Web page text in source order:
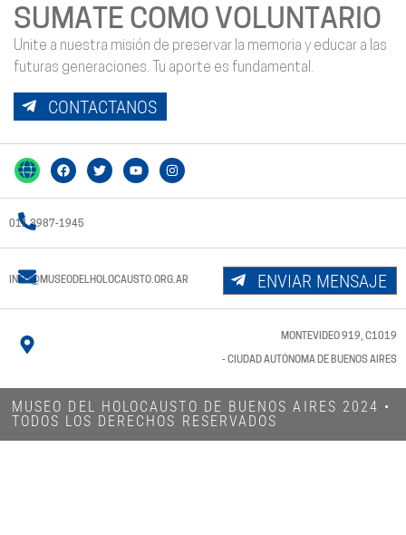
SUMATE COMO VOLUNTARIO
Unite a nuestra misión de preservar la memoria y educar a las
futuras generaciones. Tu aporte es fundamental.
CONTACTANOS
011 3987-1945
INFO@MUSEODELHOLOCAUSTO.ORG.AR ENVIAR MENSAJE
MONTEVIDEO 919, C1019
- CIUDAD AUTÓNOMA DE BUENOS AIRES
MUSEO DEL HOLOCAUSTO DE BUENOS AIRES 2024​ •
TODOS LOS DERECHOS RESERVADOS